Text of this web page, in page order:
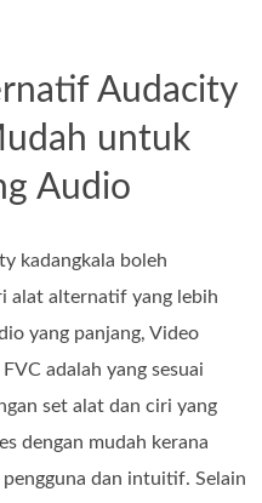
Audacity
untuk
Audio
kadangkala boleh
alat alternatif yang lebih
yang panjang, Video
adalah yang sesuai
set alat dan ciri yang
dengan mudah kerana
dan intuitif. Selain